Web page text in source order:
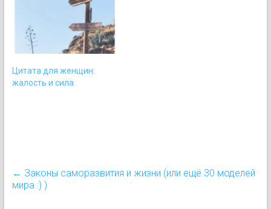
пробудет здесь очень
недолго. Разве не безумие
проводить это короткое
время, мучаясь в
одиночестве или ссорясь
наполнить эту короткую
жизнь смыслом,
Цитата для женщин:
жалость и сила
← Законы саморазвития и жизни (или ещё 30 моделей
мира :) )